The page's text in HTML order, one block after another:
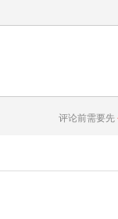
评论前需要先